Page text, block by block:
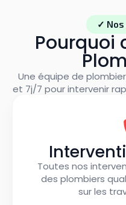
✓
Pourquoi
Une équipe de
et 7j/7 pour intervenir
Toutes nos
des plombiers
sur les